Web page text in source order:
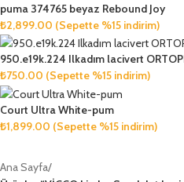
puma 374765 beyaz Rebound Joy
₺2,899.00 (Sepette %15 indirim)
950.e19k.224 Ilkadım lacivert
₺750.00 (Sepette %15 indirim)
Court Ultra White-pum
₺1,899.00 (Sepette %15 indirim)
Ana Sayfa/